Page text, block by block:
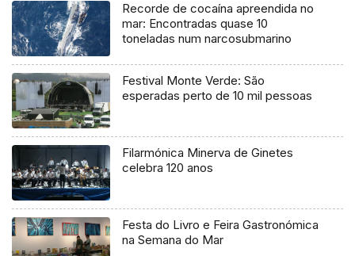
Recorde de cocaína apreendida no
mar: Encontradas quase 10
toneladas num narcosubmarino
Festival Monte Verde: São
esperadas perto de 10 mil pessoas
Filarmónica Minerva de Ginetes
celebra 120 anos
Festa do Livro e Feira Gastronómica
na Semana do Mar